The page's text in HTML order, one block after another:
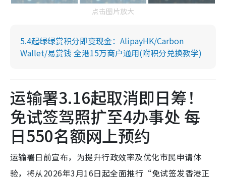
点击图片放大
5.4起绿绿赏积分即变现金：AlipayHK/Carbon
Wallet/易赏钱 全港15万商户通用(附积分兑换教学)
运输署3.16起取消即日筹！
免试签驾照扩至4办事处 每
日550名额网上预约
运输署日前宣布，为提升行政效率及优化市民申请体
验，将从2026年3月16日起全面推行“免试签发香港正